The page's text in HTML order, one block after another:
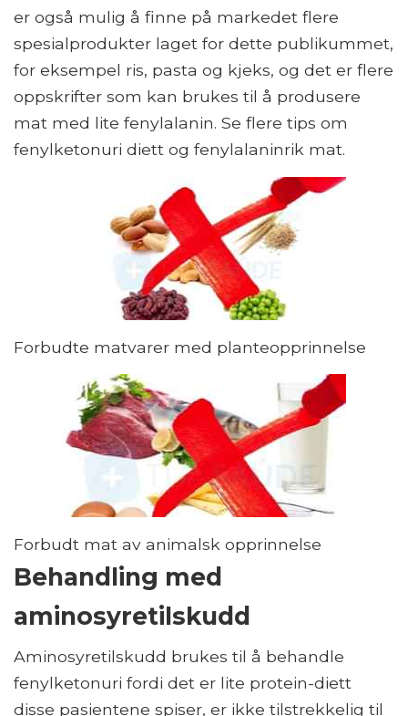
er også mulig å finne på markedet flere
spesialprodukter laget for dette publikummet,
for eksempel ris, pasta og kjeks, og det er flere
oppskrifter som kan brukes til å produsere
mat med lite fenylalanin. Se flere tips om
fenylketonuri diett og fenylalaninrik mat.
Forbudte matvarer med planteopprinnelse
Forbudt mat av animalsk opprinnelse
Behandling med
aminosyretilskudd
Aminosyretilskudd brukes til å behandle
fenylketonuri fordi det er lite protein-diett
disse pasientene spiser, er ikke tilstrekkelig til